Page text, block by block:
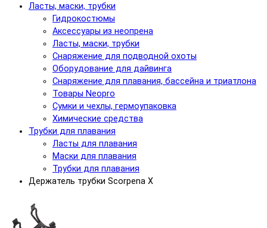
Ласты, маски, трубки
Гидрокостюмы
Аксессуары из неопрена
Ласты, маски, трубки
Снаряжение для подводной охоты
Оборудование для дайвинга
Снаряжение для плавания, бассейна и триатлона
Товары Neopro
Сумки и чехлы, гермоупаковка
Химические средства
Трубки для плавания
Ласты для плавания
Маски для плавания
Трубки для плавания
Держатель трубки Scorpena X